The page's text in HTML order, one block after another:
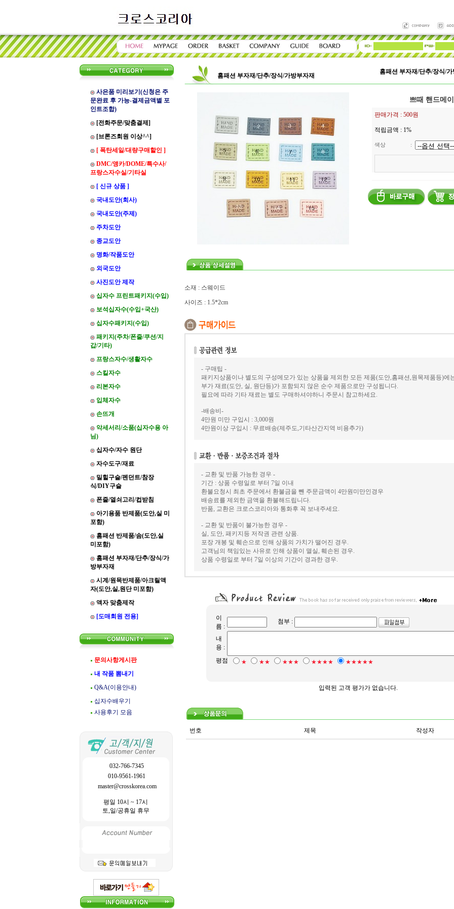
사은품 미리보기(신청은 주
문완료 후 가능-결제금액별 포
인트조합)
[전화주문/맞춤결제]
[브론즈회원 이상^^]
[ 폭탄세일/대량구매할인 ]
DMC/앵카/DOME/특수사/
프랑스자수실/기타실
[ 신규 상품 ]
국내도안(회사)
국내도안(주제)
주차도안
종교도안
명화/작품도안
외국도안
사진도안 제작
십자수 프린트패키지(수입)
보석십자수(수입+국산)
십자수패키지(수입)
패키지(주차/폰줄/쿠션/지
갑/기타)
프랑스자수/생활자수
스킬자수
리본자수
입체자수
손뜨개
악세서리/소품(십자수용 아
님)
십자수/자수 원단
자수도구/재료
밀힐구슬/펜던트/참장
식/DIY구슬
폰줄/열쇠고리/컵받침
아기용품 반제품(도안,실 미
포함)
홈패션 반제품/솜(도안,실
미포함)
홈패션 부자재/단추/장식/가
방부자재
시계/원목반제품/아크릴액
자(도안,실,원단 미포함)
액자 맞춤제작
[도매회원 전용]
문의사항게시판
내 작품 뽐내기
Q&A(이용안내)
십자수배우기
사용후기 모음
032-766-7345
010-9561-1961
master@crosskorea.com
평일 10시 ~ 17시
토,일/공휴일 휴무
홈패션 부자재/단추/장식/가방부자재
홈패션 부자재/단추/장식/
쁘때 핸드메
판매가격 : 500원
적립금액 : 1%
색상 :
소재 : 스웨이드
사이즈 : 1.5*2cm
- 구매팁 -
패키지상품이나 별도의 구성메모가 있는 상품을 제외한 모든 제품(도안,홈패션,원목제품등)에
부가 재료(도안, 실, 원단등)가 포함되지 않은 순수 제품으로만 구성됩니다.
필요에 따라 기타 재료는 별도 구매하셔야하니 주문시 참고하세요.
-배송비-
4만원 미만 구입시 : 3,000원
4만원이상 구입시 : 무료배송(제주도,기타산간지역 비용추가)
- 교환 및 반품 가능한 경우 -
기간 : 상품 수령일로 부터 7일 이내
환불요청시 최초 주문에서 환불금을 뺀 주문금액이 4만원미만인경우
배송료를 제외한 금액을 환불해드립니다.
반품, 교환은 크로스코리아와 통화후 꼭 보내주세요.
- 교환 및 반품이 불가능한 경우 -
실, 도안, 패키지등 저작권 관련 상품.
포장 개봉 및 훼손으로 인해 상품의 가치가 떨어진 경우.
고객님의 책임있는 사유로 인해 상품이 멸실, 훼손된 경우.
상품 수령일로 부터 7일 이상의 기간이 경과한 경우.
이
름 :
첨부 :
내
용 :
평점
★ ★★ ★★★ ★★★★ ★★★★★
입력된 고객 평가가 없습니다.
번호 제목 작성자